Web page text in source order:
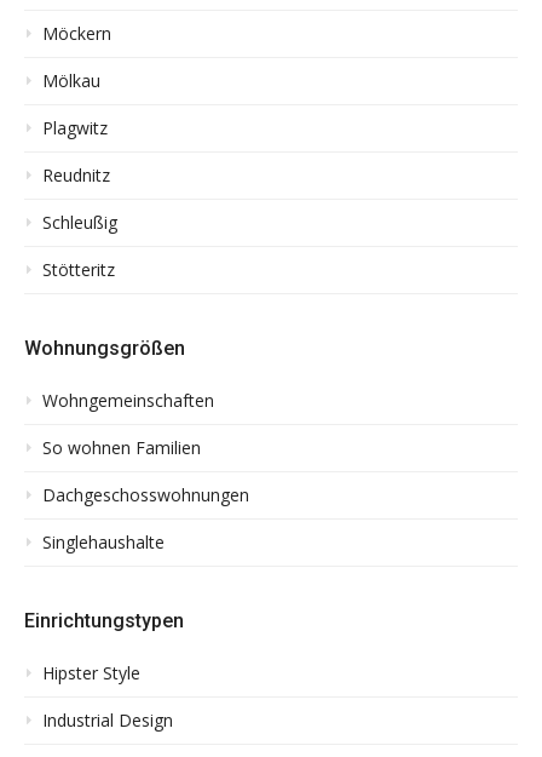
Möckern
Mölkau
Plagwitz
Reudnitz
Schleußig
Stötteritz
Wohnungsgrößen
Wohngemeinschaften
So wohnen Familien
Dachgeschosswohnungen
Singlehaushalte
Einrichtungstypen
Hipster Style
Industrial Design